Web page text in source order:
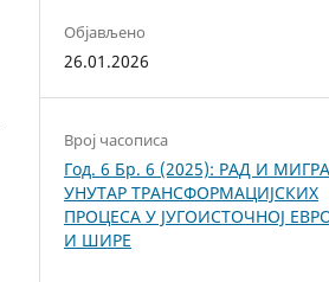
Објављено
26.01.2026
Bрој часописа
Год. 6 Бр. 6 (2025): РАД И
УНУТАР ТРАНСФОРМАЦИЈСКИХ
ПРОЦЕСА У ЈУГОИСТОЧНОЈ
И ШИРЕ